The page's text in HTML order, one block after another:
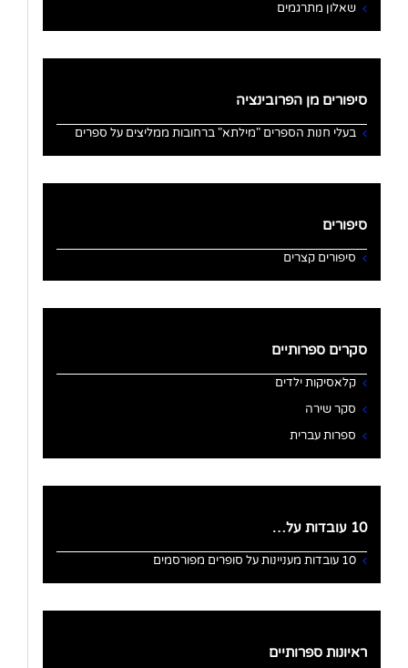
שאלון מתרגמים
סיפורים מן הפרובינציה
בעלי חנות הספרים "מילתא" ברחובות ממליצים על ספרים
סיפורים
סיפורים קצרים
סקרים ספרותיים
קלאסיקות ילדים
סקר שירה
ספרות עברית
10 עובדות על…
10 עובדות מעניינות על סופרים מפורסמים
ראיונות ספרותיים